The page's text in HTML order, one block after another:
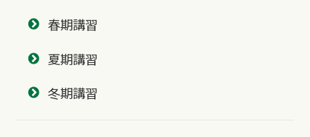
春期講習
夏期講習
冬期講習